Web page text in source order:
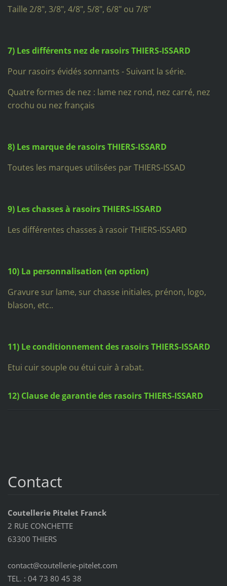
Taille 2/8", 3/8", 4/8", 5/8", 6/8" ou 7/8"
7) Les différents nez de rasoirs THIERS-ISSARD
Pour rasoirs évidés sonnants - Suivant la série.
Quatre formes de nez : lame nez rond, nez carré, nez
crochu ou nez français
8) Les marque de rasoirs THIERS-ISSARD
Toutes les marques utilisées par THIERS-ISSAD
9) Les chasses à rasoirs THIERS-ISSARD
Les différentes chasses à rasoir THIERS-ISSARD
10) La personnalisation (en option)
Gravure sur lame, sur chasse initiales, prénon, logo,
blason, etc..
11) Le conditionnement des rasoirs THIERS-ISSARD
Etui cuir souple ou étui cuir à rabat.
12) Clause de garantie des rasoirs THIERS-ISSARD
Contact
Coutellerie Pitelet Franck
2 RUE CONCHETTE
63300 THIERS
contact@coutellerie-pitelet.com
TEL. : 04 73 80 45 38